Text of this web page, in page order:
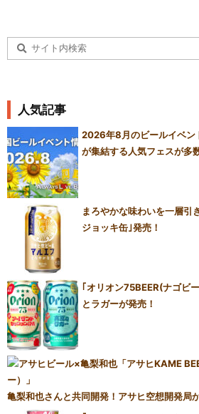
人気記事
2026年8月のビールイベン
が集結する人気フェスが多
まろやかな味わいを一層引
ジョッキ缶｣発売！
｢オリオン75BEER(ナゴビ
とラガーが発売！
亀梨和也さんと共同開発！アサヒ空想開発局